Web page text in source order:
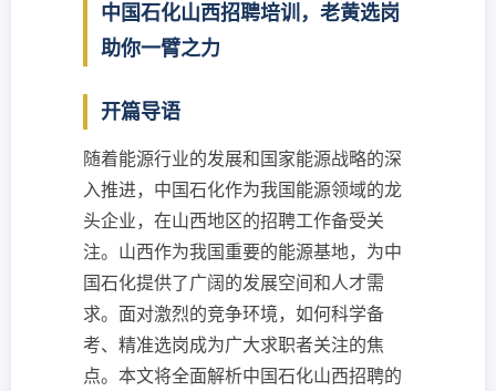
中国石化山西招聘培训，老黄选岗
助你一臂之力
开篇导语
随着能源行业的发展和国家能源战略的深
入推进，中国石化作为我国能源领域的龙
头企业，在山西地区的招聘工作备受关
注。山西作为我国重要的能源基地，为中
国石化提供了广阔的发展空间和人才需
求。面对激烈的竞争环境，如何科学备
考、精准选岗成为广大求职者关注的焦
点。本文将全面解析中国石化山西招聘的